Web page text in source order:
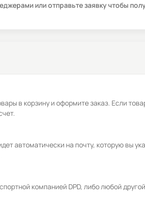
или отправьте заявку чтобы
в корзину и оформите заказ. Если
автоматически на почту, которую вы
компанией DPD, либо любой